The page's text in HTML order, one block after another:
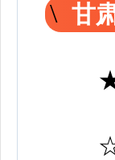
甘